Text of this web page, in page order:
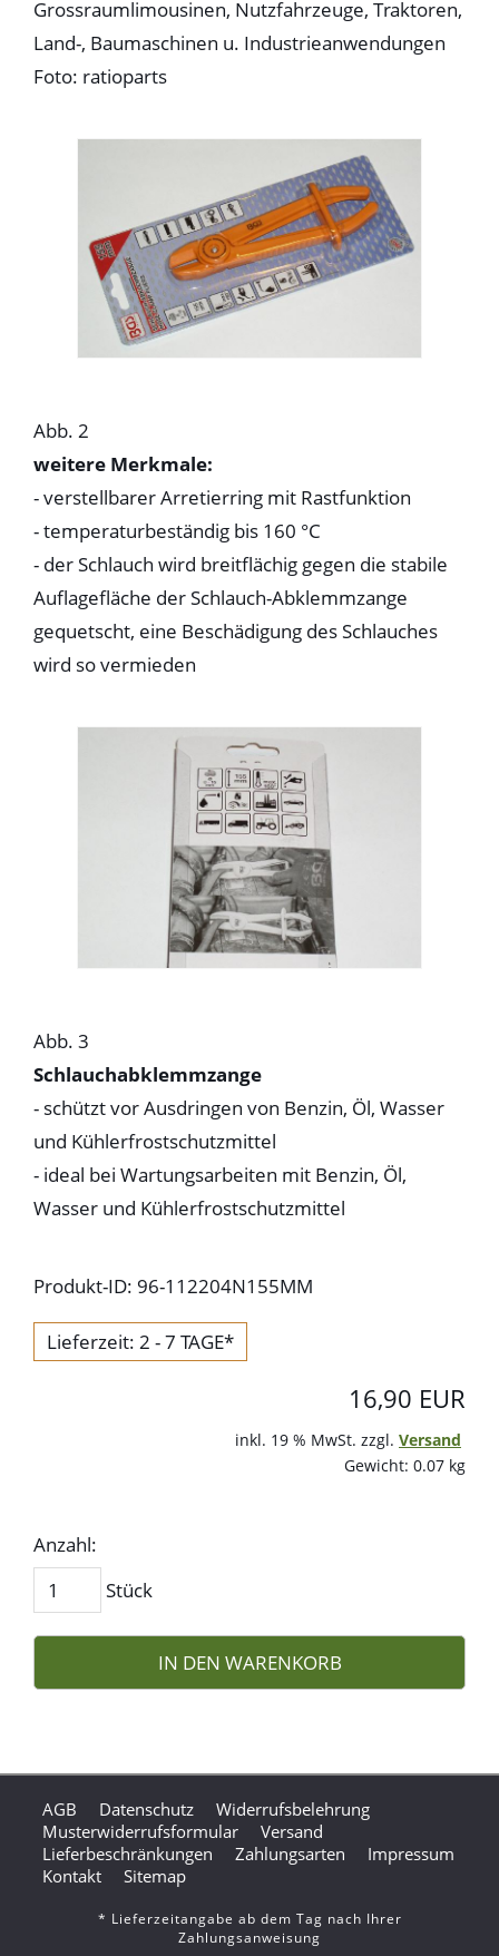
Grossraumlimousinen, Nutzfahrzeuge, Traktoren,
Land-, Baumaschinen u. Industrieanwendungen
Foto: ratioparts
Abb. 2
weitere Merkmale:
- verstellbarer Arretierring mit Rastfunktion
- temperaturbeständig bis 160 °C
- der Schlauch wird breitflächig gegen die stabile
Auflagefläche der Schlauch-Abklemmzange
gequetscht, eine Beschädigung des Schlauches
wird so vermieden
Abb. 3
Schlauchabklemmzange
- schützt vor Ausdringen von Benzin, Öl, Wasser
und Kühlerfrostschutzmittel
- ideal bei Wartungsarbeiten mit Benzin, Öl,
Wasser und Kühlerfrostschutzmittel
Produkt-ID: 96-112204N155MM
Lieferzeit: 2 - 7 TAGE*
16,90 EUR
inkl. 19 % MwSt. zzgl. Versand
Gewicht: 0.07 kg
Anzahl:
Stück
IN DEN WARENKORB
AGB Datenschutz
Widerrufsbelehrung
Musterwiderrufsformular
Versand
Lieferbeschränkungen
Zahlungsarten
Impressum
Kontakt
Sitemap
* Lieferzeitangabe ab dem Tag nach Ihrer
Zahlungsanweisung